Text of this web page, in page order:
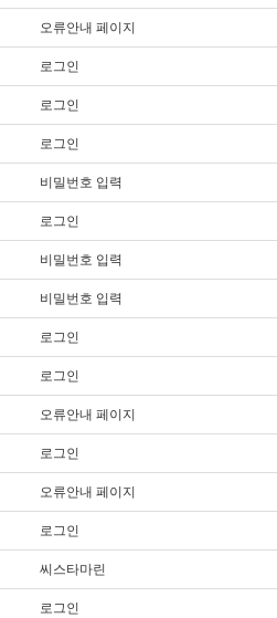
오류안내 페이지
로그인
로그인
로그인
비밀번호 입력
로그인
비밀번호 입력
비밀번호 입력
로그인
로그인
오류안내 페이지
로그인
오류안내 페이지
로그인
씨스타마린
로그인